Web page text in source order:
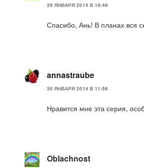
29 ЯНВАРЯ 2014 В 18:46
Спасибо, Ань! В планах вся
annastraube
30 ЯНВАРЯ 2014 В 11:56
Нравится мне эта серия,
Oblachnost